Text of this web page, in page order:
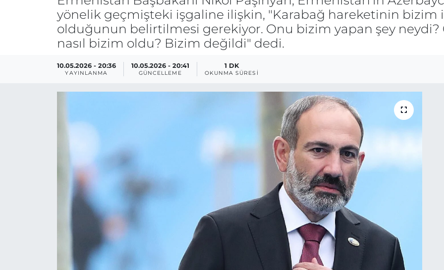
yönelik geçmişteki işgaline ilişkin, "Karabağ hareketinin bizim
olduğunun belirtilmesi gerekiyor. Onu bizim yapan şey neydi?
nasıl bizim oldu? Bizim değildi" dedi.
10.05.2026 - 20:36
YAYINLANMA
10.05.2026 - 20:41
GÜNCELLEME
1 DK
OKUNMA SÜRESI
Haber Arşivi